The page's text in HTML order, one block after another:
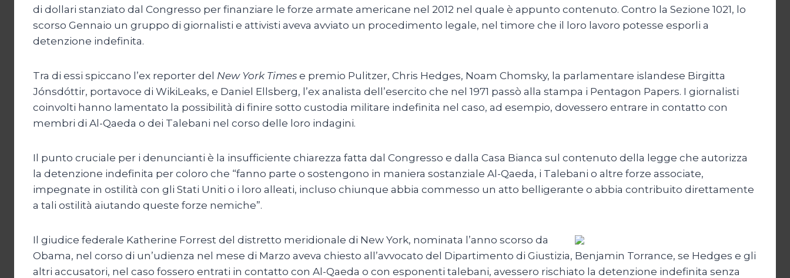
di dollari stanziato dal Congresso per finanziare le forze armate americane nel 2012 nel quale è appunto contenuto. Contro la Sezione 1021, lo
scorso Gennaio un gruppo di giornalisti e attivisti aveva avviato un procedimento legale, nel timore che il loro lavoro potesse esporli a
detenzione indefinita.
Tra di essi spiccano l’ex reporter del New York Times e premio Pulitzer, Chris Hedges, Noam Chomsky, la parlamentare islandese Birgitta
Jónsdóttir, portavoce di WikiLeaks, e Daniel Ellsberg, l’ex analista dell’esercito che nel 1971 passò alla stampa i Pentagon Papers. I giornalisti
coinvolti hanno lamentato la possibilità di finire sotto custodia militare indefinita nel caso, ad esempio, dovessero entrare in contatto con
membri di Al-Qaeda o dei Talebani nel corso delle loro indagini.
Il punto cruciale per i denuncianti è la insufficiente chiarezza fatta dal Congresso e dalla Casa Bianca sul contenuto della legge che autorizza
la detenzione indefinita per coloro che “fanno parte o sostengono in maniera sostanziale Al-Qaeda, i Talebani o altre forze associate,
impegnate in ostilità con gli Stati Uniti o i loro alleati, incluso chiunque abbia commesso un atto belligerante o abbia contribuito direttamente
a tali ostilità aiutando queste forze nemiche”.
Il giudice federale Katherine Forrest del distretto meridionale di New York, nominata l’anno scorso da
Obama, nel corso di un’udienza nel mese di Marzo aveva chiesto all’avvocato del Dipartimento di Giustizia, Benjamin Torrance, se Hedges e gli
altri accusatori, nel caso fossero entrati in contatto con Al-Qaeda o con esponenti talebani, avessero rischiato la detenzione indefinita senza